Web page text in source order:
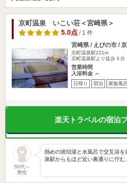
京町温泉 いこい荘＜宮崎県＞
5.0点/ 1 件
宮崎県 / えびの市 /
京町温泉駅221m
京町温泉駅より徒歩３分
営業時間
入浴料金 ～
日帰り 宿泊 家族風呂
楽天トラベルの宿泊
50代～
男性
熱めの琥珀湯と水風呂で交互浴
泉駅からもほど近い裏通りに佇